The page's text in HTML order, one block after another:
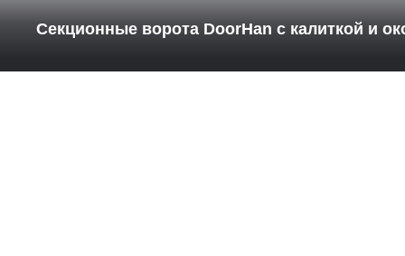
Секционные ворота DoorHan с калиткой и